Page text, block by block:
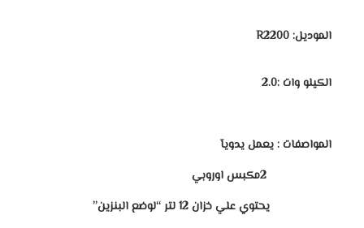
الموديل:R2200
الكيلو وات :2.0
المواصفات : يعمل يدويآ
مكبس اوروبي
يحتوي علي خزان 12 لتر “لوضع البنزين”